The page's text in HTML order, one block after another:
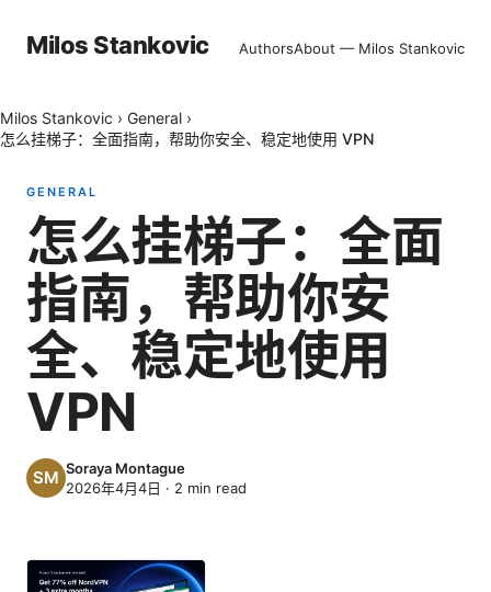
Milos Stankovic AuthorsAbout — Milos Stankovic
Milos Stankovic › General ›
怎么挂梯子：全面指南，帮助你安全、稳定地使用 VPN
GENERAL
怎么挂梯子：全面
指南，帮助你安
全、稳定地使用
VPN
Soraya Montague
2026年4月4日 · 2 min read